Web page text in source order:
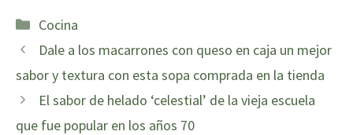
Categorías
Cocina
Dale a los macarrones con queso en caja un mejor
sabor y textura con esta sopa comprada en la tienda
El sabor de helado ‘celestial’ de la vieja escuela
que fue popular en los años 70